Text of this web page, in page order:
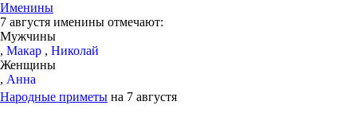
Именины
7 августя именины отмечают:
Мужчины
, Макар , Николай
Женщины
, Анна
Народные приметы на 7 августя